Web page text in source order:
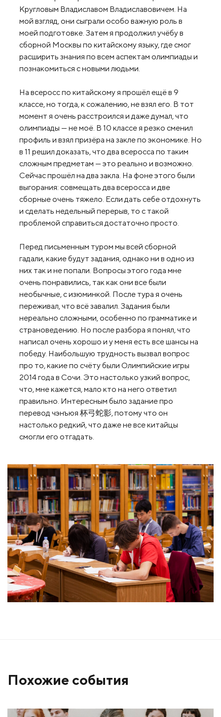
Кругловым Владиславом Владиславовичем. На
мой взгляд, они сыграли особо важную роль в
моей подготовке. Затем я продолжил учёбу в
сборной Москвы по китайскому языку, где смог
расширить знания по всем аспектам олимпиады и
познакомиться с новыми людьми.
На всеросс по китайскому я прошёл ещё в 9
классе, но тогда, к сожалению, не взял его. В тот
момент я очень расстроился и даже думал, что
олимпиады — не моё. В 10 классе я резко сменил
профиль и взял призёра на закле по экономике. Но
в 11 решил доказать, что два всеросса по таким
сложным предметам — это реально и возможно.
Сейчас прошёл на два закла. На фоне этого были
выгорания: совмещать два всеросса и две
сборные очень тяжело. Если дать себе отдохнуть
и сделать недельный перерыв, то с такой
проблемой справиться достаточно просто.
Перед письменным туром мы всей сборной
гадали, какие будут задания, однако ни в одно из
них так и не попали. Вопросы этого года мне
очень понравились, так как они все были
необычные, с изюминкой. После тура я очень
переживал, что всё завалил. Задания были
нереально сложными, особенно по грамматике и
страноведению. Но после разбора я понял, что
написал очень хорошо и у меня есть все шансы на
победу. Наибольшую трудность вызвал вопрос
про то, какие по счёту были Олимпийские игры
2014 года в Сочи. Это настолько узкий вопрос,
что, мне кажется, мало кто на него ответил
правильно. Интересным было задание про
перевод чэнъюя 杯弓蛇影, потому что он
настолько редкий, что даже не все китайцы
смогли его отгадать.
Похожие события